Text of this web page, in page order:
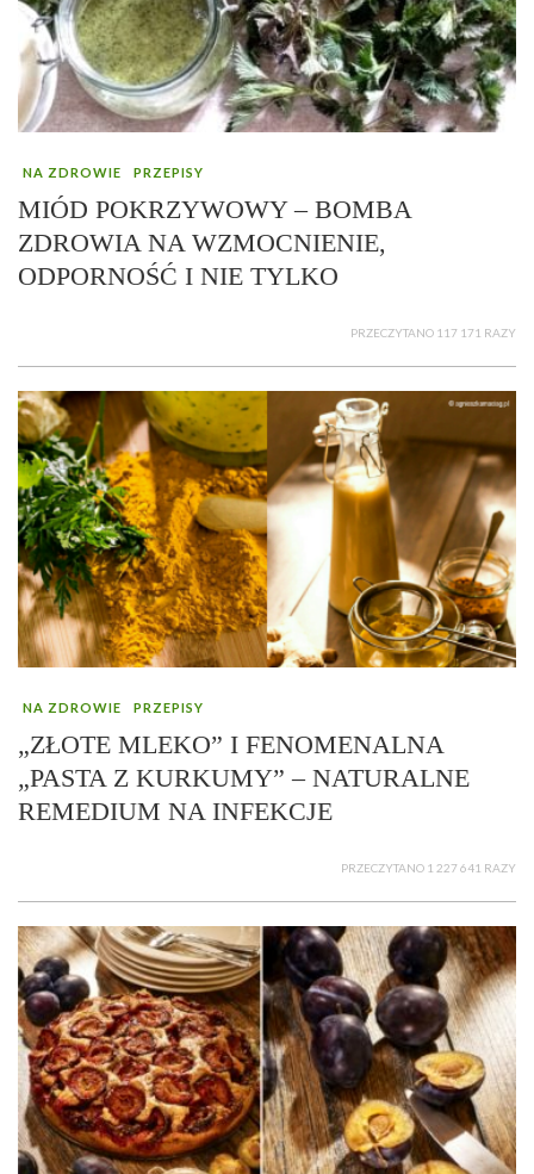
NA ZDROWIE PRZEPISY
MIÓD POKRZYWOWY – BOMBA
ZDROWIA NA WZMOCNIENIE,
ODPORNOŚĆ I NIE TYLKO
PRZECZYTANO 117 171 RAZY
NA ZDROWIE PRZEPISY
„ZŁOTE MLEKO” I FENOMENALNA
„PASTA Z KURKUMY” – NATURALNE
REMEDIUM NA INFEKCJE
PRZECZYTANO 1 227 641 RAZY